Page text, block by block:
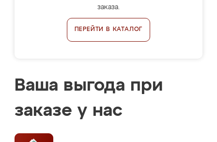
заказа.
ПЕРЕЙТИ В КАТАЛОГ
Ваша выгода при
заказе у нас